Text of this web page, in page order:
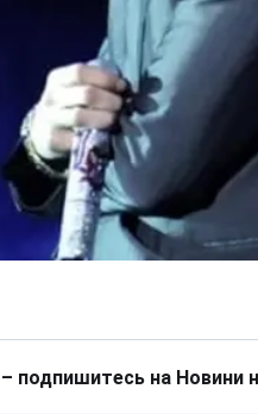
подпишитесь на Новини